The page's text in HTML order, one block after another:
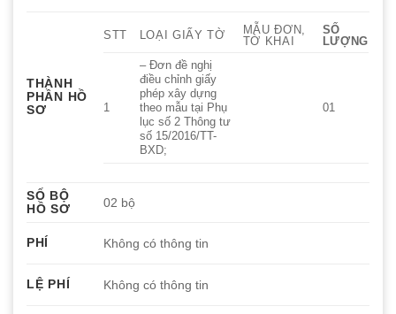
THÀNH
PHẦN HỒ
SƠ
STT LOẠI GIẤY TỜ
MẪU ĐƠN,
TỜ KHAI
SỐ
LƯỢNG
1
– Đơn đề nghị
điều chỉnh giấy
phép xây dựng
theo mẫu tại Phụ
lục số 2 Thông tư
số 15/2016/TT-
BXD;
01
SỐ BỘ
HỒ SƠ
02 bộ
PHÍ Không có thông tin
LỆ PHÍ Không có thông tin